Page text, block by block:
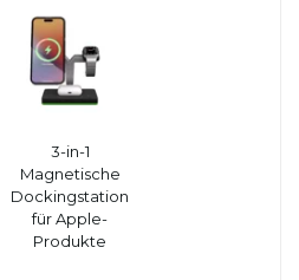
3-in-1
Magnetische
Dockingstation
für Apple-
Produkte